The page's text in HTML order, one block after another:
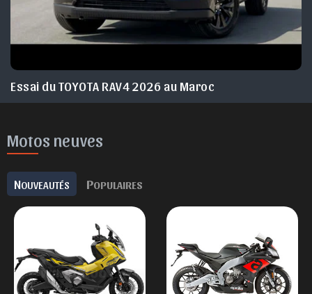
Essai du JEEP Avenger facelift 2026 Maroc
Motos neuves
NOUVEAUTÉS POPULAIRES